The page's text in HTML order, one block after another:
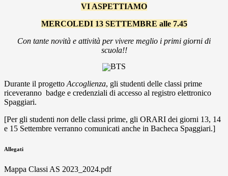
VI ASPETTIAMO
MERCOLEDI 13 SETTEMBRE alle 7.45
Con tante novità e attività per vivere meglio i primi giorni di
scuola!!
Durante il progetto Accoglienza, gli studenti delle classi prime
riceveranno badge e credenziali di accesso al registro elettronico
Spaggiari.
[Per gli studenti non delle classi prime, gli ORARI dei giorni 13, 14
e 15 Settembre verranno comunicati anche in Bacheca Spaggiari.]
Allegati
Mappa Classi AS 2023_2024.pdf